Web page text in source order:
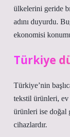
ülkelerini geride
adını duyurdu.
ekonomisi
Türkiye
Türkiye’nin
tekstil ürünleri, ev
ürünleri ise doğal
cihazlardır.